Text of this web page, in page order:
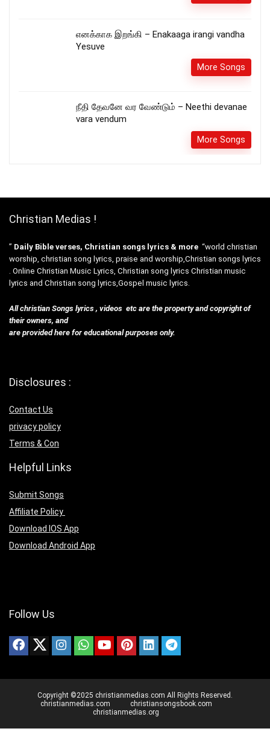
எனக்காக இறங்கி – Enakaaga irangi vandha
Yesuve
More Songs
நீதி தேவனே வர வேண்டும் – Neethi devanae
vara vendum
More Songs
Christian Medias !
” Daily Bible verses, Christian songs lyrics & more “world christian
worship, christian song lyrics, praise and worship,Christian songs lyrics
. Online Christian Music Lyrics, Christian song lyrics Christian music
lyrics and Christian song lyrics,Gospel music lyrics.
All christian Songs lyrics , videos etc are the property and copyright of
their owners, and
are provided here for educational purposes only.
Disclosures :
Contact Us
privacy policy
Terms & Con
Helpful Links
Submit Songs
Affiliate Policy
Download IOS App
Download Android App
Follow Us
Copyright ©2025 christianmedias.com All Rights Reserved.
christianmedias.com
christiansongsbook.com
christianmedias.org